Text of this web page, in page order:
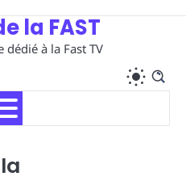
la FAST
à la Fast TV